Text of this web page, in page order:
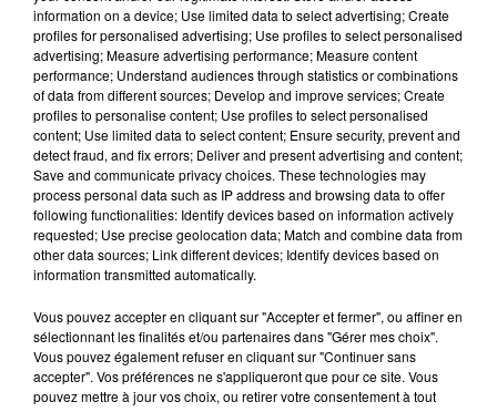
vendredi-21-juin.mp3
information on a device; Use limited data to select advertising; Create
profiles for personalised advertising; Use profiles to select personalised
advertising; Measure advertising performance; Measure content
performance; Understand audiences through statistics or combinations
of data from different sources; Develop and improve services; Create
profiles to personalise content; Use profiles to select personalised
content; Use limited data to select content; Ensure security, prevent and
detect fraud, and fix errors; Deliver and present advertising and content;
Save and communicate privacy choices. These technologies may
process personal data such as IP address and browsing data to offer
following functionalities: Identify devices based on information actively
requested; Use precise geolocation data; Match and combine data from
other data sources; Link different devices; Identify devices based on
information transmitted automatically.
Vous pouvez accepter en cliquant sur "Accepter et fermer", ou affiner en
sélectionnant les finalités et/ou partenaires dans "Gérer mes choix".
Vous pouvez également refuser en cliquant sur "Continuer sans
accepter". Vos préférences ne s'appliqueront que pour ce site. Vous
pouvez mettre à jour vos choix, ou retirer votre consentement à tout